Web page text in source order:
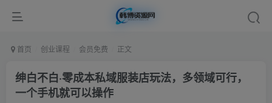
首页 创业课程 会员免费 正文
绅白不白·零成本私域服装店玩法，多领域可行，
一个手机就可以操作